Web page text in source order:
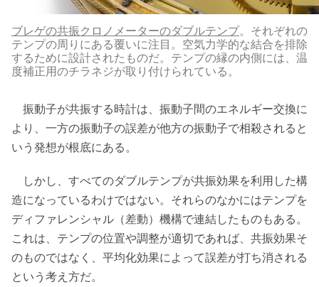
ブレゲの共振クロノメーターのダブルテンプ。それぞれの
テンプの周りにある覆いに注目。空気力学的な結合を排除
するために設計されたものだ。テンプの縁の内側には、温
度補正用のチラネジが取り付けられている。
振動子が共振する時計は、振動子間のエネルギー交換に
より、一方の振動子の誤差が他方の振動子で相殺されると
いう発想が根底にある。
しかし、すべてのダブルテンプが共振効果を利用した構
造になっているわけではない。それらのなかにはテンプを
ディファレンシャル（差動）機構で連結したものもある。
これは、テンプの位置や調整が適切であれば、共振効果そ
のものではなく、平均化効果によって誤差が打ち消される
という考え方だ。